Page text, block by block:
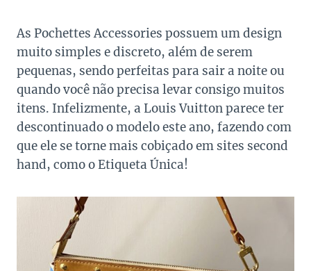
As Pochettes Accessories possuem um design
muito simples e discreto, além de serem
pequenas, sendo perfeitas para sair a noite ou
quando você não precisa levar consigo muitos
itens. Infelizmente, a Louis Vuitton parece ter
descontinuado o modelo este ano, fazendo com
que ele se torne mais cobiçado em sites second
hand, como o Etiqueta Única!